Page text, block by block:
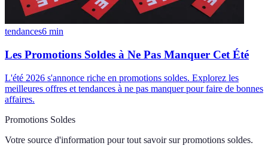
tendances6 min
Les Promotions Soldes à Ne Pas Manquer Cet Été
L'été 2026 s'annonce riche en promotions soldes. Explorez les
meilleures offres et tendances à ne pas manquer pour faire de bonnes
affaires.
Promotions Soldes
Votre source d'information pour tout savoir sur promotions soldes.